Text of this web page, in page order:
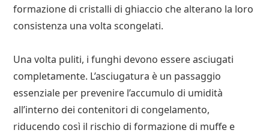
formazione di cristalli di ghiaccio che alterano la loro
consistenza una volta scongelati.
Una volta puliti, i funghi devono essere asciugati
completamente. L’asciugatura è un passaggio
essenziale per prevenire l’accumulo di umidità
all’interno dei contenitori di congelamento,
riducendo così il rischio di formazione di muffe e